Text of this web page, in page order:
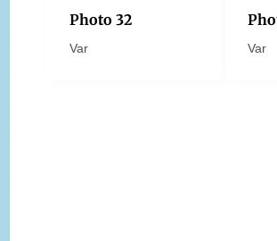
Photo 32
Var Var